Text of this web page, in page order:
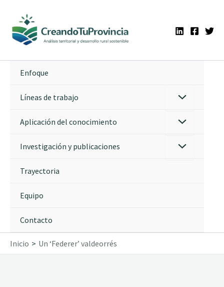
contenido
Enfoque
Líneas de trabajo
Aplicación del conocimiento
Investigación y publicaciones
Trayectoria
Equipo
Contacto
Inicio Un ‘Federer’ valdeorrés